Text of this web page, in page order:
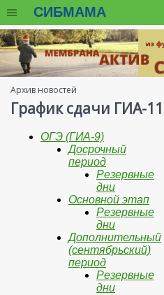
СИБМАМА
Архив новостей
График сдачи ГИА-
ОГЭ (ГИА-9)
Досрочный
период
Резервные
дни
Основной этап
Резервные
дни
Дополнительный
(сентябрьский)
период
Резервные
дни